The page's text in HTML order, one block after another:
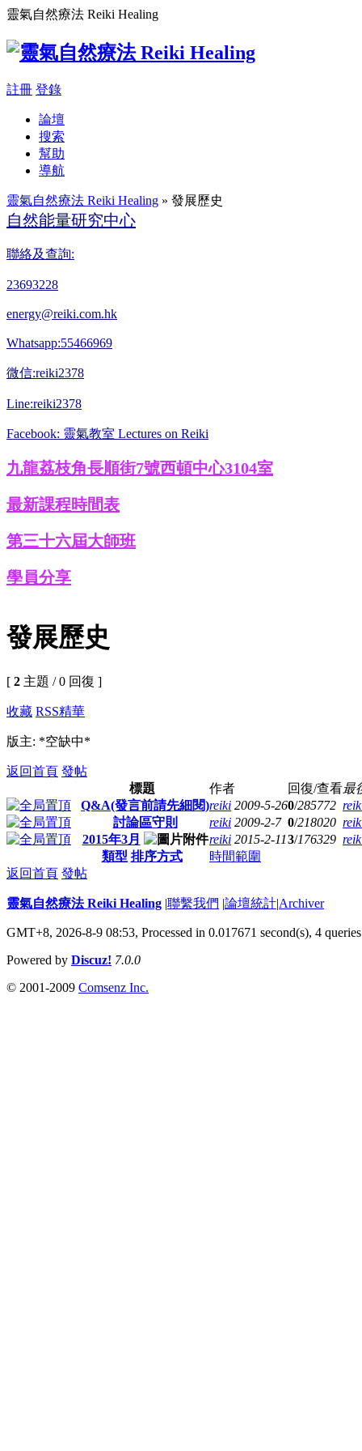
靈氣自然療法 Reiki Healing
註冊 登錄
論壇
搜索
幫助
導航
靈氣自然療法 Reiki Healing » 發展歷史
自然能量研究中心
聯絡及查詢:
23693228
energy@reiki.com.hk
Whatsapp:55466969
微信:reiki2378
Line:reiki2378
Facebook: 靈氣教室 Lectures on Reiki
九龍荔枝角長順街7號西頓中心3104室
最新課程時間表
第三十六屆大師班
學員分享
發展歷史
[ 2 主題 / 0 回復 ]
收藏 RSS精華
版主: *空缺中*
返回首頁 發帖
標題
作者 回復/查看最
Q&A(發言前請先細閱)reiki 2009-5-260/285772
討論區守則
reiki 2009-2-7 0/218020
2015年3月
reiki 2015-2-113/176329
類型 排序方式
時間範圍
返回首頁 發帖
靈氣自然療法 Reiki Healing |聯繫我們 |論壇統計|Archiver
GMT+8, 2026-8-9 08:53, Processed in 0.017671 second(s), 4 queries
Powered by Discuz! 7.0.0
© 2001-2009 Comsenz Inc.